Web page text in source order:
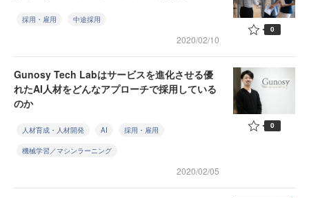
採用・雇用 中途採用
2020/02/10
0
Gunosy Tech Labはサービスを進化させる優
れたAI人材をどんなアプローチで採用している
のか
人材育成・人材開発 AI 採用・雇用
機械学習／マシンラーニング
2020/02/05
0